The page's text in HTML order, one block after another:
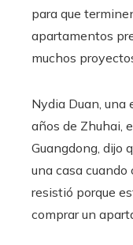
para que
apartamentos
muchos
Nydia Duan, una
años de Zhuhai,
Guangdong, dijo
una casa cuando
resistió porque
comprar un